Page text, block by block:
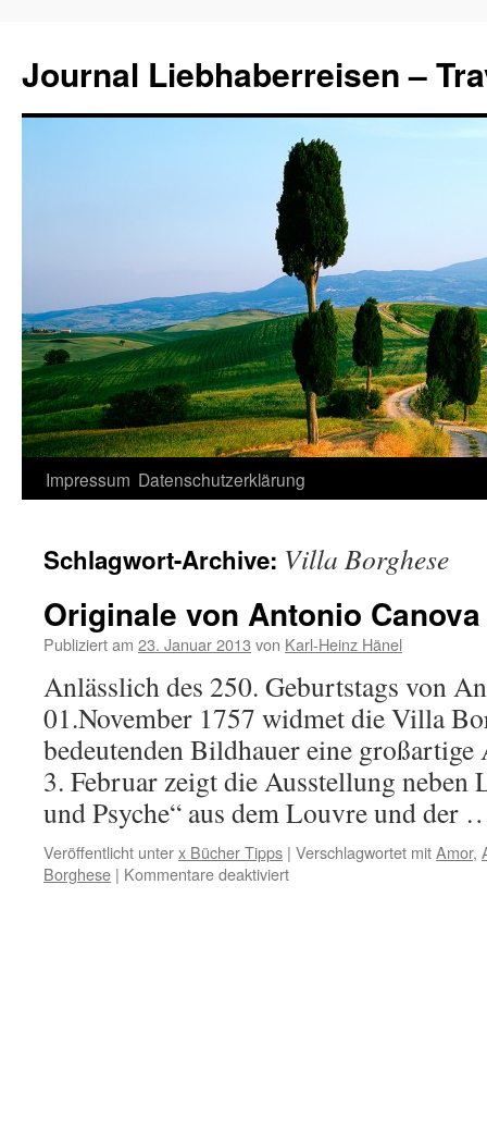
Journal Liebhaberreisen –
Zum
springen
Impressum Datenschutzerklärung
Schlagwort-Archive: Villa Borghese
Originale von Antonio
Publiziert am 23. Januar 2013 von Karl-Heinz Hänel
Anlässlich des 250. Geburtstags von
01.November 1757 widmet die Villa
bedeutenden Bildhauer eine
3. Februar zeigt die Ausstellung neben
und Psyche“ aus dem Louvre und der
Veröffentlicht unterx Bücher Tipps | Verschlagwortet mitAmor,
Borghese | Kommentare deaktiviertfür